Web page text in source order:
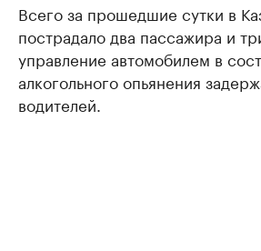
Всего за прошедшие сутки в
пострадало два пассажира и
управление автомобилем в
алкогольного опьянения
водителей.